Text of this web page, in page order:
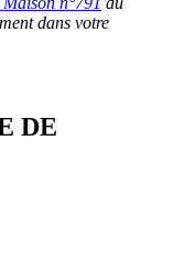
dans votre
DE